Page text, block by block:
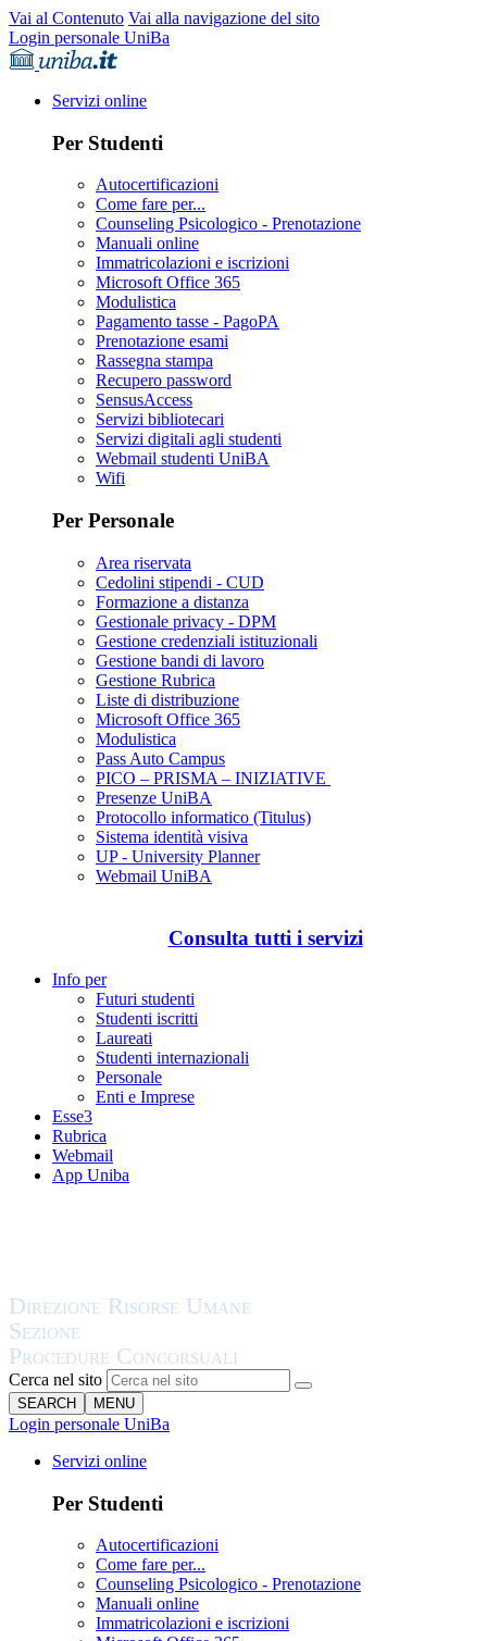
Vai al Contenuto Vai alla navigazione del sito
Login personale UniBa
Servizi online
Per Studenti
Autocertificazioni
Come fare per...
Counseling Psicologico - Prenotazione
Manuali online
Immatricolazioni e iscrizioni
Microsoft Office 365
Modulistica
Pagamento tasse - PagoPA
Prenotazione esami
Rassegna stampa
Recupero password
SensusAccess
Servizi bibliotecari
Servizi digitali agli studenti
Webmail studenti UniBA
Wifi
Per Personale
Area riservata
Cedolini stipendi - CUD
Formazione a distanza
Gestionale privacy - DPM
Gestione credenziali istituzionali
Gestione bandi di lavoro
Gestione Rubrica
Liste di distribuzione
Microsoft Office 365
Modulistica
Pass Auto Campus
PICO – PRISMA – INIZIATIVE
Presenze UniBA
Protocollo informatico (Titulus)
Sistema identità visiva
UP - University Planner
Webmail UniBA
Consulta tutti i servizi
Info per
Futuri studenti
Studenti iscritti
Laureati
Studenti internazionali
Personale
Enti e Imprese
Esse3
Rubrica
Webmail
App Uniba
Cerca nel sito
SEARCH MENU
Login personale UniBa
Servizi online
Per Studenti
Autocertificazioni
Come fare per...
Counseling Psicologico - Prenotazione
Manuali online
Immatricolazioni e iscrizioni